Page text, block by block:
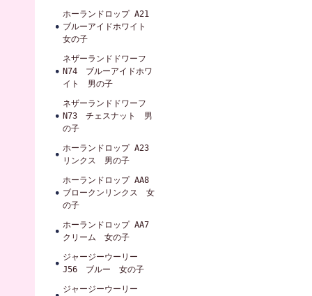
ホーランドロップ A21
ブルーアイドホワイト
女の子
ネザーランドドワーフ
N74 ブルーアイドホワ
イト 男の子
ネザーランドドワーフ
N73 チェスナット 男
の子
ホーランドロップ A23
リンクス 男の子
ホーランドロップ AA8
ブロークンリンクス 女
の子
ホーランドロップ AA7
クリーム 女の子
ジャージーウーリー
J56 ブルー 女の子
ジャージーウーリー